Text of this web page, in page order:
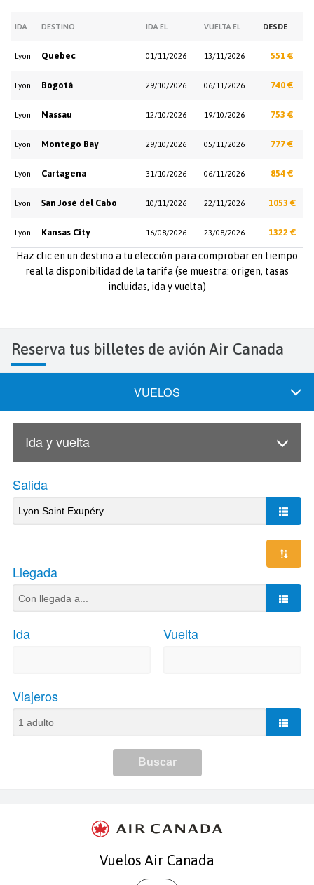
IDA DESTINO IDA EL VUELTA EL DESDE
Lyon Quebec 01/11/2026 13/11/2026 551 €
Lyon Bogotá 29/10/2026 06/11/2026 740 €
Lyon Nassau 12/10/2026 19/10/2026 753 €
Lyon Montego Bay 29/10/2026 05/11/2026 777 €
Lyon Cartagena 31/10/2026 06/11/2026 854 €
Lyon San José del Cabo 10/11/2026 22/11/2026 1053 €
Lyon Kansas City 16/08/2026 23/08/2026 1322 €
Haz clic en un destino a tu elección para comprobar en tiempo
real la disponibilidad de la tarifa (se muestra: origen, tasas
incluidas, ida y vuelta)
Reserva tus billetes de avión Air Canada
Vuelos Air Canada